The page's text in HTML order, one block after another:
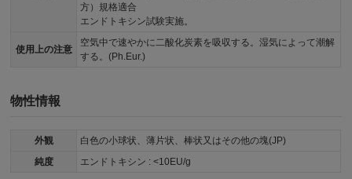
方）規格適合
エンドトキシン試験実施。
使用上の注意
空気中で速やかに二酸化炭素を吸収する。湿気によって潮解
する。(Ph.Eur.)
物性情報
外観
白色の小球状、薄片状、棒状又はその他の塊(JP)
純度
エンドトキシン : <10EU/g